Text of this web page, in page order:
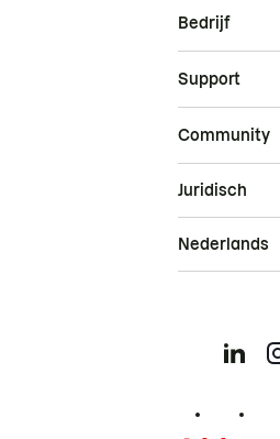
Bedrijf
Support
Community
Juridisch
Nederlands